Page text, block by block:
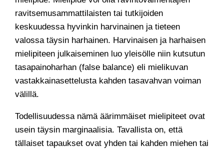
ravitsemusammattilaisten tai tutkijoiden
keskuudessa hyvinkin harvinainen ja tieteen
valossa täysin harhainen. Harvinaisen ja harhaisen
mielipiteen julkaiseminen luo yleisölle niin kutsutun
tasapainoharhan (false balance) eli mielikuvan
vastakkainasettelusta kahden tasavahvan voiman
välillä.
Todellisuudessa nämä äärimmäiset mielipiteet ovat
usein täysin marginaalisia. Tavallista on, että
tällaiset tapaukset ovat yhden tai kahden miehen tai